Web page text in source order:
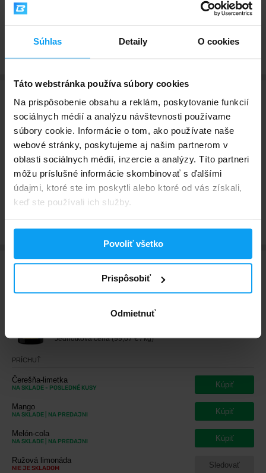
Súhlas Detaily O cookies
Táto webstránka používa súbory cookies
Na prispôsobenie obsahu a reklám, poskytovanie funkcií
sociálnych médií a analýzu návštevnosti používame
súbory cookie. Informácie o tom, ako používate naše
webové stránky, poskytujeme aj našim partnerom v
oblasti sociálnych médií, inzercie a analýzy. Títo partneri
môžu príslušné informácie skombinovať s ďalšími
údajmi, ktoré ste im poskytli alebo ktoré od vás získali,
keď ste používali ich služby.
Povoliť všetko
Prispôsobiť
Odmietnuť
dosahu malých detí. Nevhodné pre deti, pre tehotné ženy, pre dojčiace
Hodnotenia a recenzie
Tento produkt ešte nebol ohodnotený. Ohodnoť tento
produkt ako prvý a podeľ sa tak so svojimi
skúsenosťami. Ďakujeme!
Pridať hodnotenie
Balenia a varianty
Jednotková cena (99,67 € / kg)
PRÍCHUŤ
Čerešňa-limetka
NA SKLADE - POSLEDNÉ KUSY Kúpiť
Mango
NA SKLADE | NA PREDAJNI Kúpiť
Melón-cola
NA SKLADE | NA PREDAJNI Kúpiť
Ružová limonáda
NIE JE SKLADOM Sledovať